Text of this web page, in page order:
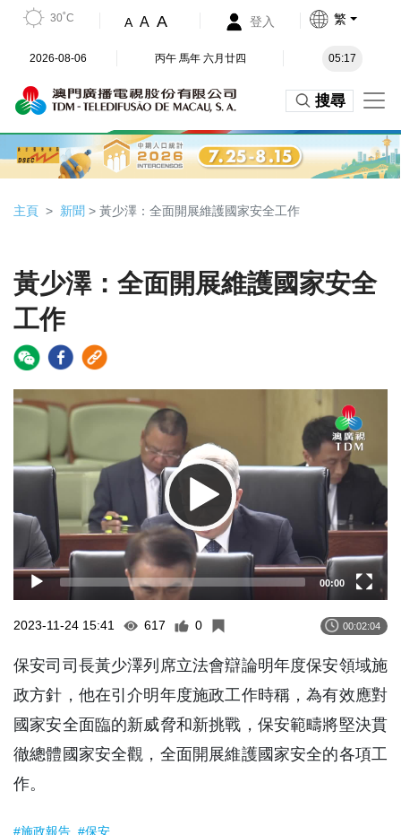
30˚C A A A 登入 繁
2026-08-06 丙午 馬年 六月廿四 05:17
搜尋
主頁 新聞 > 黃少澤：全面開展維護國家安全工作
黃少澤：全面開展維護國家安全
工作
Video
00:00
2023-11-24 15:41 617 0 00:02:04
保安司司長黃少澤列席立法會辯論明年度保安領域施
政方針，他在引介明年度施政工作時稱，為有效應對
國家安全面臨的新威脅和新挑戰，保安範疇將堅決貫
徹總體國家安全觀，全面開展維護國家安全的各項工
作。
#施政報告 #保安